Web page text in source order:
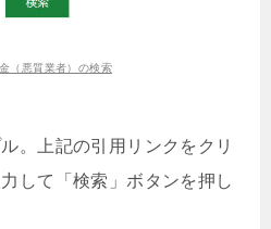
（悪質業者）の検索
。上記の引用リンクをクリ
して「検索」ボタンを押し